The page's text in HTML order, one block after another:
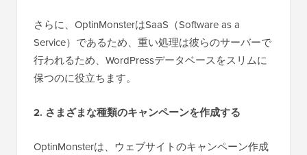
さらに、OptinMonsterはSaaS（Software as a
Service）であるため、重い処理は彼らのサーバーで
行われるため、WordPressデータベースをスリムに
保つのに役立ちます。
2. さまざまな種類のキャンペーンを作成する
OptinMonsterは、ウェブサイトのキャンペーン作成